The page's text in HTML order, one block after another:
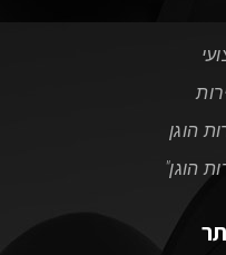
הוגן
הוגן"